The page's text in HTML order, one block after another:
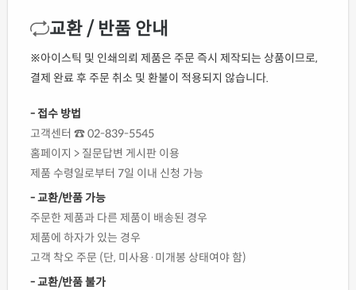
교환 / 반품 안내
※아이스틱 및 인쇄의뢰 제품은 주문 즉시 제작되는 상품이므로,
결제 완료 후 주문 취소 및 환불이 적용되지 않습니다.
- 접수 방법
고객센터 ☎ 02-839-5545
홈페이지 > 질문답변 게시판 이용
제품 수령일로부터 7일 이내 신청 가능
- 교환/반품 가능
주문한 제품과 다른 제품이 배송된 경우
제품에 하자가 있는 경우
고객 착오 주문 (단, 미사용·미개봉 상태여야 함)
- 교환/반품 불가